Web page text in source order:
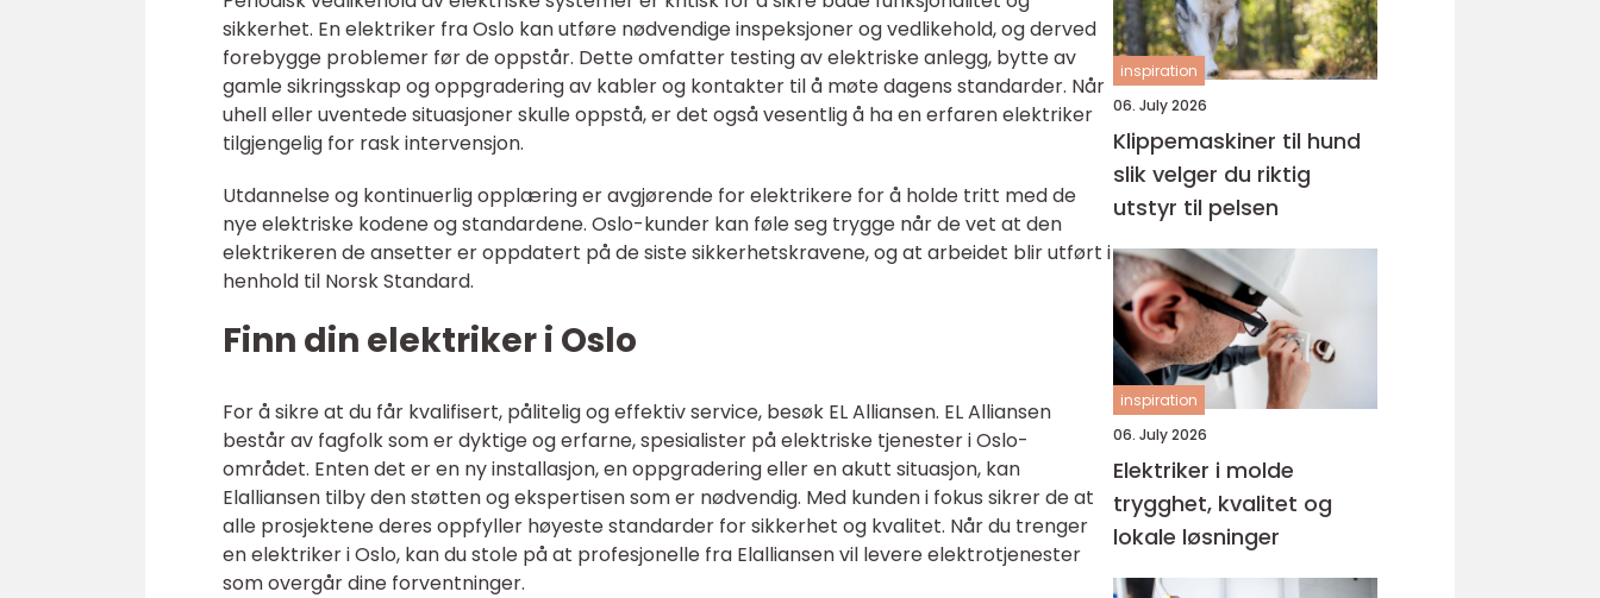
sikkerhet. En elektriker fra Oslo kan utføre nødvendige inspeksjoner og vedlikehold, og derved
forebygge problemer før de oppstår. Dette omfatter testing av elektriske anlegg, bytte av
gamle sikringsskap og oppgradering av kabler og kontakter til å møte dagens standarder. Når
uhell eller uventede situasjoner skulle oppstå, er det også vesentlig å ha en erfaren elektriker
tilgjengelig for rask intervensjon.
Utdannelse og kontinuerlig opplæring er avgjørende for elektrikere for å holde tritt med de
nye elektriske kodene og standardene. Oslo-kunder kan føle seg trygge når de vet at den
elektrikeren de ansetter er oppdatert på de siste sikkerhetskravene, og at arbeidet blir utført i
henhold til Norsk Standard.
Finn din elektriker i Oslo
For å sikre at du får kvalifisert, pålitelig og effektiv service, besøk EL Alliansen. EL Alliansen
består av fagfolk som er dyktige og erfarne, spesialister på elektriske tjenester i Oslo-
området. Enten det er en ny installasjon, en oppgradering eller en akutt situasjon, kan
Elalliansen tilby den støtten og ekspertisen som er nødvendig. Med kunden i fokus sikrer de at
alle prosjektene deres oppfyller høyeste standarder for sikkerhet og kvalitet. Når du trenger
en elektriker i Oslo, kan du stole på at profesjonelle fra Elalliansen vil levere elektrotjenester
som overgår dine forventninger.
inspiration
06. July 2026
Klippemaskiner til hund
slik velger du riktig
utstyr til pelsen
inspiration
06. July 2026
Elektriker i molde
trygghet, kvalitet og
lokale løsninger